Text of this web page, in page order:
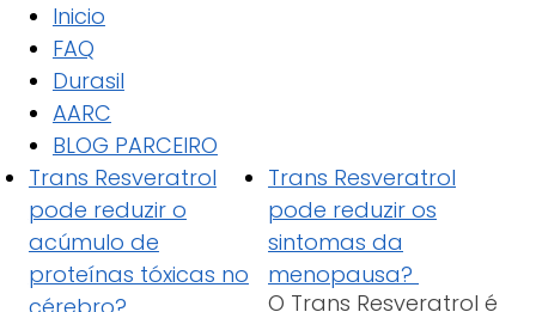
Inicio
FAQ
Durasil
AARC
BLOG PARCEIRO
Trans Resveratrol
pode reduzir o
acúmulo de
proteínas tóxicas no
Trans Resveratrol
pode reduzir os
sintomas da
menopausa?
O Trans Resveratrol é